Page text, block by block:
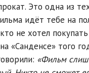
Это одна из
идёт тебе на
не хотел
«Санденсе» того
«Фильм